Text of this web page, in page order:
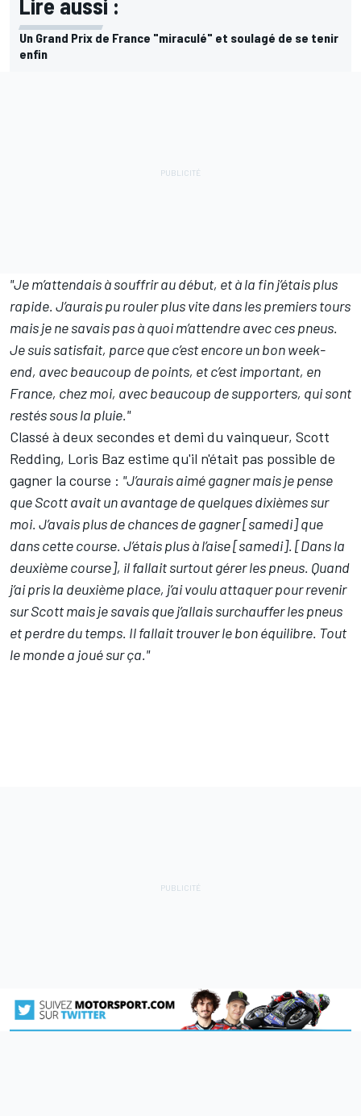
Un Grand Prix de France "miraculé" et soulagé de se tenir
enfin
"Je m’attendais à souffrir au début, et à la fin j’étais plus
rapide. J’aurais pu rouler plus vite dans les premiers tours
mais je ne savais pas à quoi m’attendre avec ces pneus.
Je suis satisfait, parce que c’est encore un bon week-
end, avec beaucoup de points, et c’est important, en
France, chez moi, avec beaucoup de supporters, qui sont
restés sous la pluie."
Classé à deux secondes et demi du vainqueur, Scott
Redding, Loris Baz estime qu'il n'était pas possible de
gagner la course : "J’aurais aimé gagner mais je pense
que Scott avait un avantage de quelques dixièmes sur
moi. J’avais plus de chances de gagner [samedi] que
dans cette course. J’étais plus à l’aise [samedi]. [Dans la
deuxième course], il fallait surtout gérer les pneus. Quand
j’ai pris la deuxième place, j’ai voulu attaquer pour revenir
sur Scott mais je savais que j’allais surchauffer les pneus
et perdre du temps. Il fallait trouver le bon équilibre. Tout
le monde a joué sur ça."